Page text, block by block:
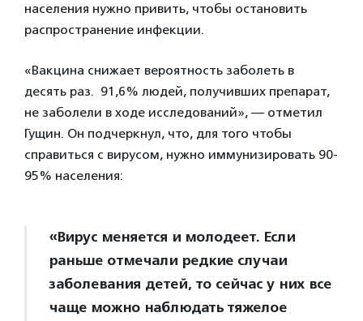
населения нужно привить, чтобы остановить
распространение инфекции.
«Вакцина снижает вероятность заболеть в
десять раз. 91,6% людей, получивших препарат,
не заболели в ходе исследований», — отметил
Гущин. Он подчеркнул, что, для того чтобы
справиться с вирусом, нужно иммунизировать 90-
95% населения:
«Вирус меняется и молодеет. Если
раньше отмечали редкие случаи
заболевания детей, то сейчас у них все
чаще можно наблюдать тяжелое